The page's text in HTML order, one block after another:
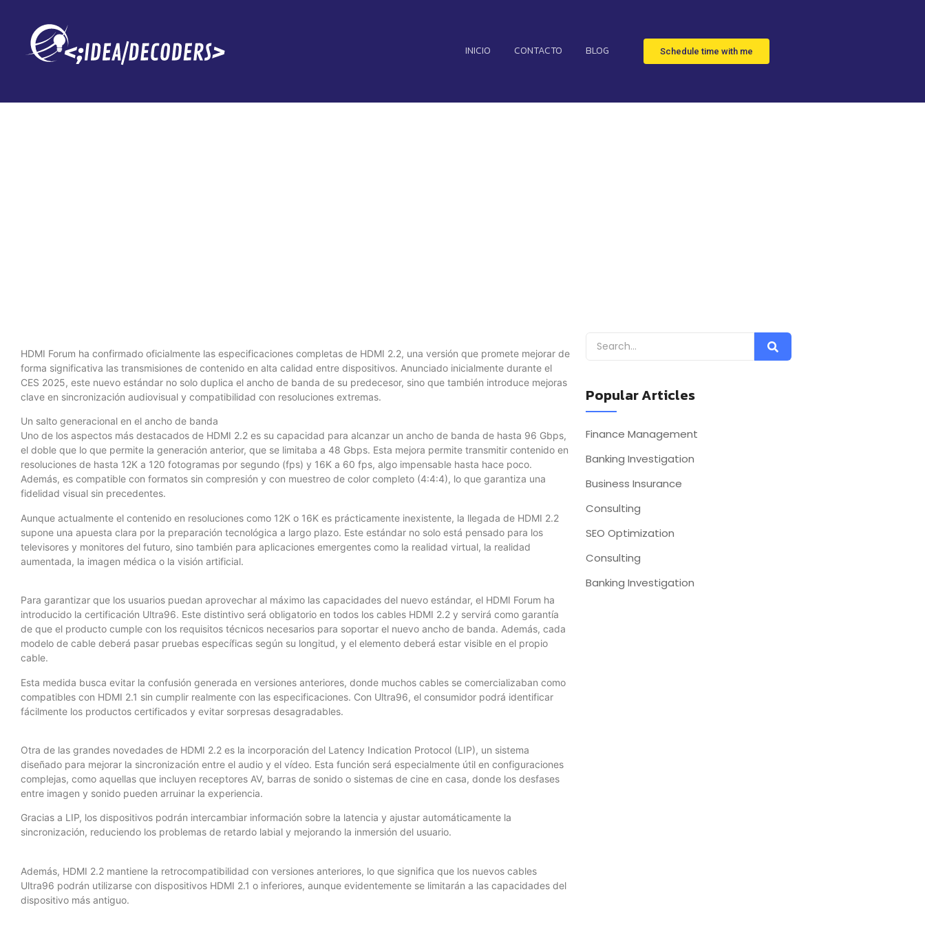
INICIO CONTACTO BLOG Schedule time with me
HDMI 2.2 ya es una realidad: más
HDMI Forum ha confirmado oficialmente las especificaciones completas de HDMI 2.2, una versión que promete mejorar de
forma significativa las transmisiones de contenido en alta calidad entre dispositivos. Anunciado inicialmente durante el
CES 2025, este nuevo estándar no solo duplica el ancho de banda de su predecesor, sino que también introduce mejoras
clave en sincronización audiovisual y compatibilidad con resoluciones extremas.
Un salto generacional en el ancho de banda
Uno de los aspectos más destacados de HDMI 2.2 es su capacidad para alcanzar un ancho de banda de hasta 96 Gbps,
el doble que lo que permite la generación anterior, que se limitaba a 48 Gbps. Esta mejora permite transmitir contenido en
resoluciones de hasta 12K a 120 fotogramas por segundo (fps) y 16K a 60 fps, algo impensable hasta hace poco.
Además, es compatible con formatos sin compresión y con muestreo de color completo (4:4:4), lo que garantiza una
fidelidad visual sin precedentes.
Aunque actualmente el contenido en resoluciones como 12K o 16K es prácticamente inexistente, la llegada de HDMI 2.2
supone una apuesta clara por la preparación tecnológica a largo plazo. Este estándar no solo está pensado para los
televisores y monitores del futuro, sino también para aplicaciones emergentes como la realidad virtual, la realidad
aumentada, la imagen médica o la visión artificial.
Para garantizar que los usuarios puedan aprovechar al máximo las capacidades del nuevo estándar, el HDMI Forum ha
introducido la certificación Ultra96. Este distintivo será obligatorio en todos los cables HDMI 2.2 y servirá como garantía
de que el producto cumple con los requisitos técnicos necesarios para soportar el nuevo ancho de banda. Además, cada
modelo de cable deberá pasar pruebas específicas según su longitud, y el elemento deberá estar visible en el propio
cable.
Esta medida busca evitar la confusión generada en versiones anteriores, donde muchos cables se comercializaban como
compatibles con HDMI 2.1 sin cumplir realmente con las especificaciones. Con Ultra96, el consumidor podrá identificar
fácilmente los productos certificados y evitar sorpresas desagradables.
Otra de las grandes novedades de HDMI 2.2 es la incorporación del Latency Indication Protocol (LIP), un sistema
diseñado para mejorar la sincronización entre el audio y el vídeo. Esta función será especialmente útil en configuraciones
complejas, como aquellas que incluyen receptores AV, barras de sonido o sistemas de cine en casa, donde los desfases
entre imagen y sonido pueden arruinar la experiencia.
Gracias a LIP, los dispositivos podrán intercambiar información sobre la latencia y ajustar automáticamente la
sincronización, reduciendo los problemas de retardo labial y mejorando la inmersión del usuario.
Además, HDMI 2.2 mantiene la retrocompatibilidad con versiones anteriores, lo que significa que los nuevos cables
Ultra96 podrán utilizarse con dispositivos HDMI 2.1 o inferiores, aunque evidentemente se limitarán a las capacidades del
dispositivo más antiguo.
Popular Articles
Finance Management
Banking Investigation
Business Insurance
Consulting
SEO Optimization
Consulting
Banking Investigation